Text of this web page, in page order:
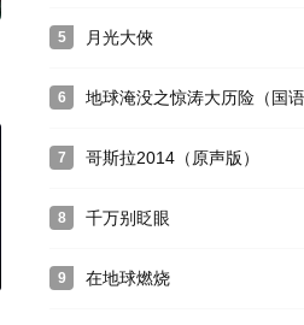
毫无停止的迹象，经年累月的战事
了热爱足球的调皮少女苏小麦（郑海音
宾·怀特 Robin Wright 饰）早已过气，
5 月光大俠
6 地球淹没之惊涛大历险（国
7 哥斯拉2014（原声版）
8 千万别眨眼
9 在地球燃烧